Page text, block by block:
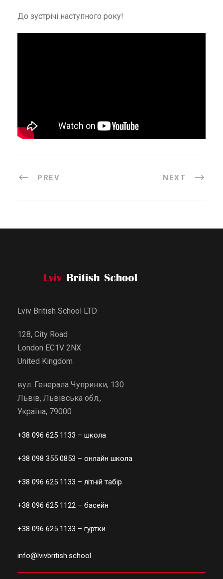
До зустрічі наступного року!
PREV NEXT
Lviv British School LTD
128, City Road
London EC1V 2NX
United Kingdom
вул. Генерала Чупринки, 130
Львів, Львівська обл.,
Україна, 79000
+38 096 625 1133 – школа
+38 098 355 0853 – онлайн школа
+38 096 625 1133 – літній табір
+38 096 625 1122 – басейн
+38 096 625 1133 – гуртки
info@lvivbritish.school